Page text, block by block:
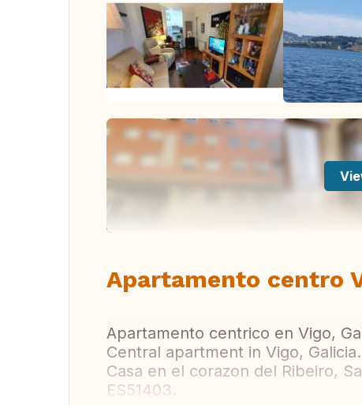
Apartamento centro
Apartamento centrico en Vigo,
Central apartment in Vigo,
Casa en el corazon del Ribeiro,
ES51403.